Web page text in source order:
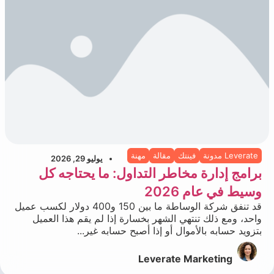
Leverate مدونة فينتك مقالة مهنة يوليو 29, 2026
برامج إدارة مخاطر التداول: ما يحتاجه كل
وسيط في عام 2026
قد تنفق شركة الوساطة ما بين 150 و400 دولار لكسب عميل
واحد، ومع ذلك تنتهي الشهر بخسارة إذا لم يقم هذا العميل
بتزويد حسابه بالأموال أو إذا أصبح حسابه غير...
Leverate Marketing